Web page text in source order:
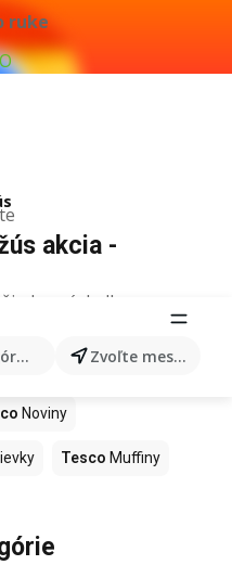
ruke
produkty... Zvoľte mesto
akcia -
výsledky.
Tesco
Noviny
Tesco Muffiny